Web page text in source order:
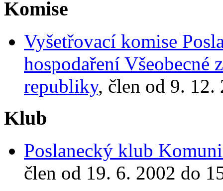
Komise
Vyšetřovací komise
hospodaření
republiky, člen od 9. 12.
Klub
Poslanecký klub
člen od 19. 6. 2002 do